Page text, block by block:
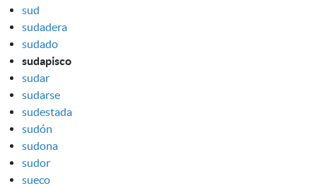
sud
sudadera
sudado
sudapisco
sudar
sudarse
sudestada
sudón
sudona
sudor
sueco